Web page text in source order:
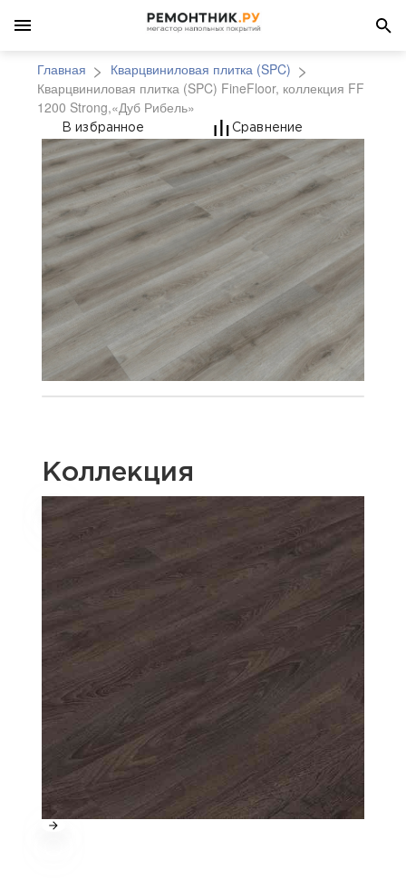
Главная
Кварцвиниловая плитка (SPC)
Кварцвиниловая плитка (SPC) FineFloor, коллекция FF
1200 Strong,«Дуб Рибель»
Кварцвиниловая
В избранное Сравнение
Коллекция